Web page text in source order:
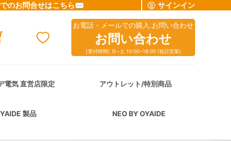
のお問合せはこちら✉ サインイン
お電話・メールでの購入.お問い合わせ
お問い合わせ
[受付時間] 月~土 10:00~18:00 (祝日営業)
電気 直営店限定 アウトレット/特別商品
製品 NEO BY OYAIDE